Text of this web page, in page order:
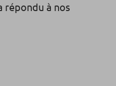
répondu à nos